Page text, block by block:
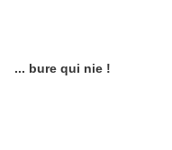
... bure qui nie !